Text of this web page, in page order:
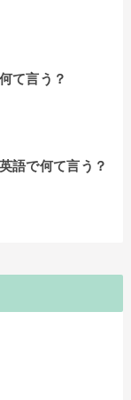
て言う？
語で何て言う？